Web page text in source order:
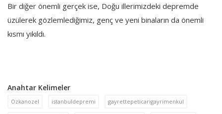
Bir diğer önemli gerçek ise, Doğu illerimizdeki depremde
üzülerek gözlemlediğimiz, genç ve yeni binaların da önemli
kısmı yıkıldı.
Anahtar Kelimeler
Ozkanozel istanbuldepremi gayrettepeticarigayrimenkul